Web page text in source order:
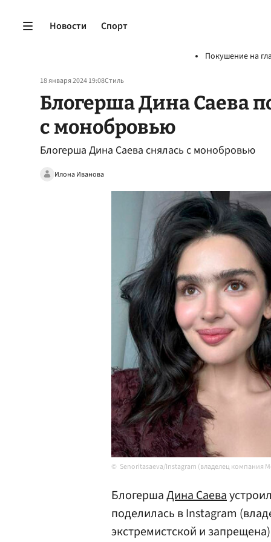
Новости Спорт
Покушение на
18 января 2024 19:08Стиль
Блогерша Дина Саева
с монобровью
Блогерша Дина Саева снялась с монобровью
Илона Иванова
Senoritasaeva/Instagram (владелец компания
БлогершаДина Саева
поделилась в Instagram
экстремистской и